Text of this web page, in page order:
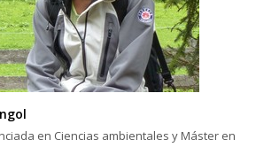
en Ciencias ambientales y Máster en